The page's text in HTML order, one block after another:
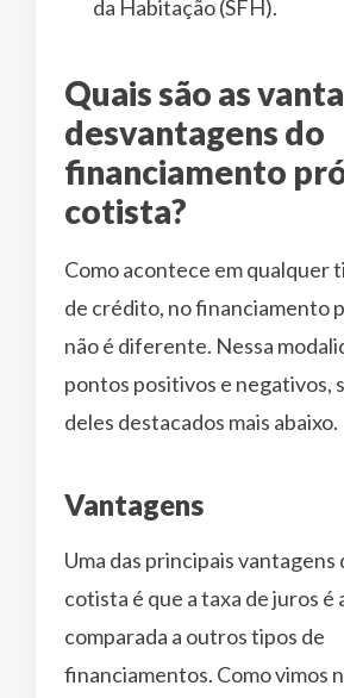
da Habitação (SFH).
Quais são as
desvantagens do
financiamento
cotista?
Como acontece em qualquer
de crédito, no financiamento
não é diferente. Nessa
pontos positivos e negativos,
deles destacados mais abaixo.
Vantagens
Uma das principais vantagens
cotista é que a taxa de juros é
comparada a outros tipos de
financiamentos. Como vimos